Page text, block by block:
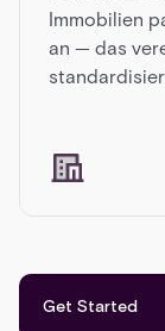
Immobilien
an — das
Get Started